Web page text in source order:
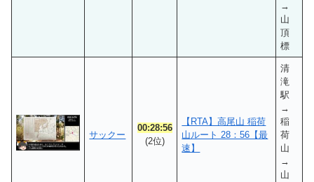
→
山
頂
標
サックー
00:28:56
(2位)
【RTA】高尾山 稲荷
山ルート 28：56【最
速】
清
滝
駅
→
稲
荷
山
→
山